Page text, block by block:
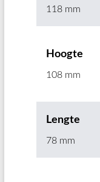
118 mm
Hoogte
108 mm
Lengte
78 mm